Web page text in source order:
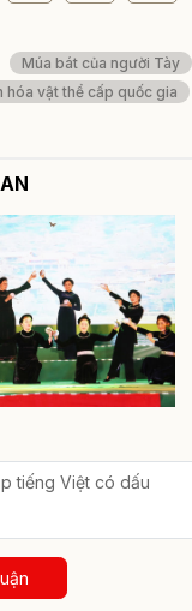
Múa bát của người Tày
hóa vật thể cấp quốc gia